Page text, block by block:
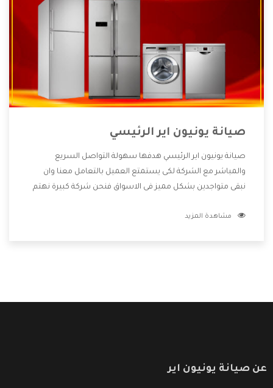
صيانة يونيون اير الرئيسي
صيانة يونيون اير الرئيسي هدفها سهولة التواصل السريع
والمباشر مع الشركة لكى يستمتع العميل بالتعامل معنا وان
نبقى متواجدين بشكل مميز فى الاسواق فنحن شركة كبيرة نهتم
الشركة بها والتى تكون منها خدمة الصيانة التى تكون من أهم
مشاهدة المزيد
عن صيانة يونيون اير